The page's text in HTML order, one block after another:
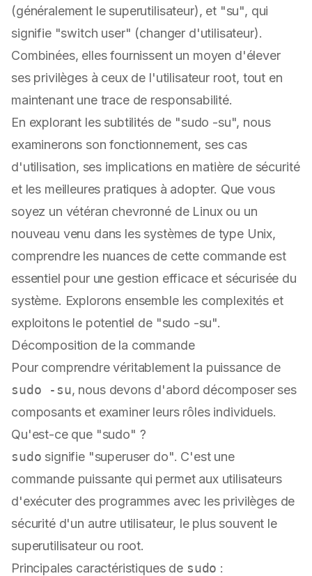
(généralement le superutilisateur), et "su", qui
signifie "switch user" (changer d'utilisateur).
Combinées, elles fournissent un moyen d'élever
ses privilèges à ceux de l'utilisateur root, tout en
maintenant une trace de responsabilité.
En explorant les subtilités de "sudo -su", nous
examinerons son fonctionnement, ses cas
d'utilisation, ses implications en matière de sécurité
et les meilleures pratiques à adopter. Que vous
soyez un vétéran chevronné de Linux ou un
nouveau venu dans les systèmes de type Unix,
comprendre les nuances de cette commande est
essentiel pour une gestion efficace et sécurisée du
système. Explorons ensemble les complexités et
exploitons le potentiel de "sudo -su".
Décomposition de la commande
Pour comprendre véritablement la puissance de
sudo -su, nous devons d'abord décomposer ses
composants et examiner leurs rôles individuels.
Qu'est-ce que "sudo" ?
sudo signifie "superuser do". C'est une
commande puissante qui permet aux utilisateurs
d'exécuter des programmes avec les privilèges de
sécurité d'un autre utilisateur, le plus souvent le
superutilisateur ou root.
Principales caractéristiques de sudo :